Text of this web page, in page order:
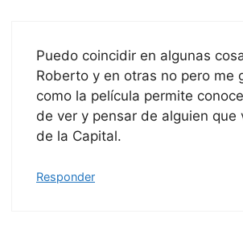
Puedo coincidir en algunas
Roberto y en otras no pero me
como la película permite
de ver y pensar de alguien que
de la Capital.
Responder